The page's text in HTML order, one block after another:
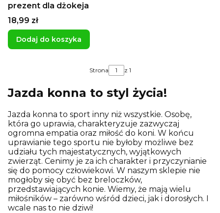
prezent dla dżokeja
Cena
18,99 zł
Dodaj do koszyka
Strona z 1
Jazda konna to styl życia!
Jazda konna to sport inny niż wszystkie. Osobę,
która go uprawia, charakteryzuje zazwyczaj
ogromna empatia oraz miłość do koni. W końcu
uprawianie tego sportu nie byłoby możliwe bez
udziału tych majestatycznych, wyjątkowych
zwierząt. Cenimy je za ich charakter i przyczynianie
się do pomocy człowiekowi. W naszym sklepie nie
mogłoby się obyć bez breloczków,
przedstawiających konie. Wiemy, że mają wielu
miłośników – zarówno wśród dzieci, jak i dorosłych. I
wcale nas to nie dziwi!